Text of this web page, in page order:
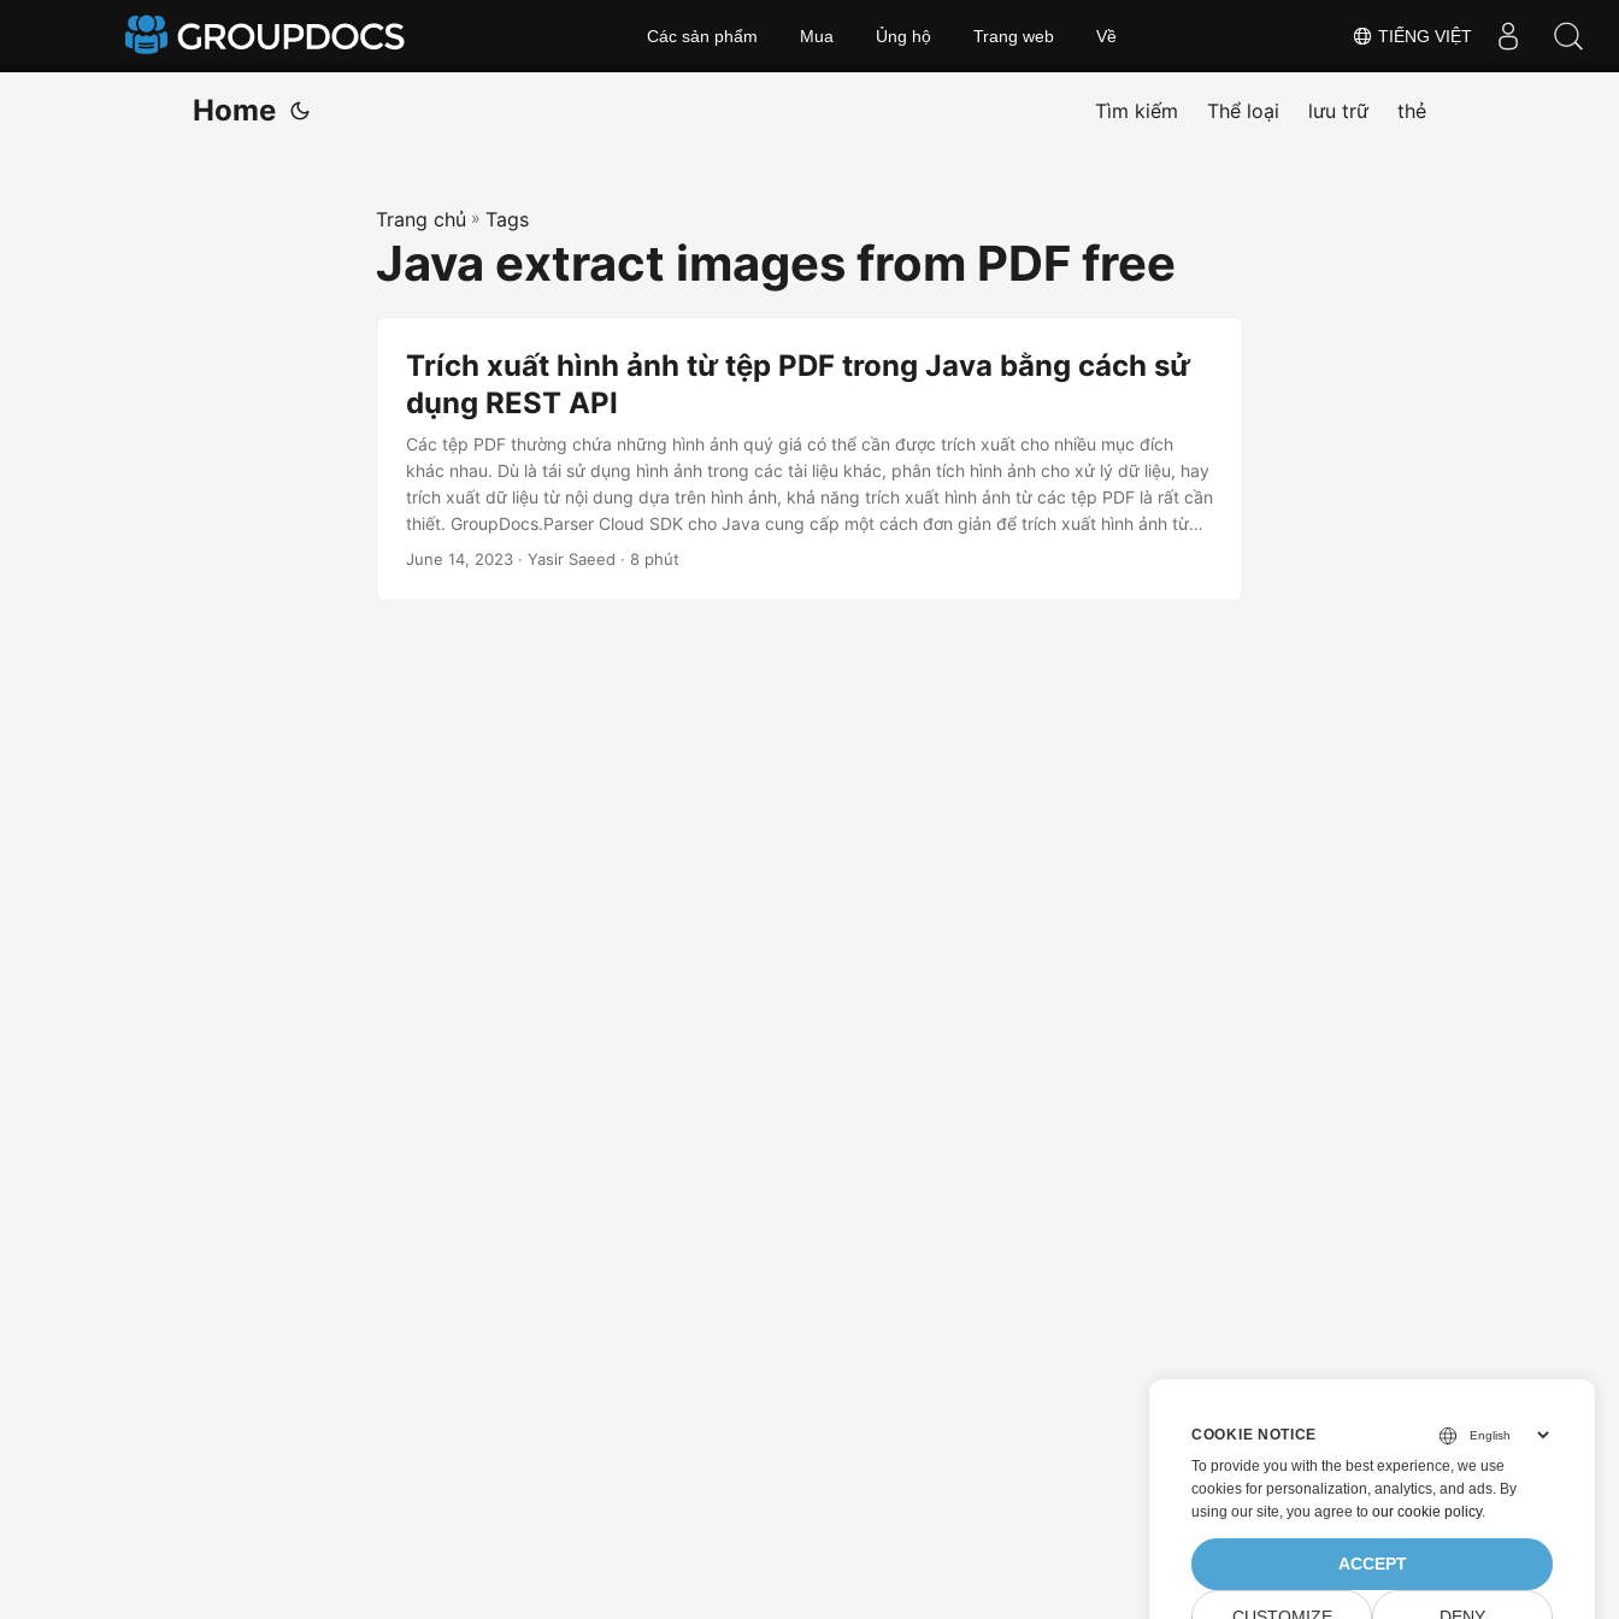
TIẾNG VIỆT
Các sản phẩm Mua Ủng hộ Trang web Về
Home Tìm kiếm Thể loại lưu trữ thẻ
Trang chủ » Tags
Java extract images from PDF free
Trích xuất hình ảnh từ tệp PDF trong Java bằng cách sử
dụng REST API
Các tệp PDF thường chứa những hình ảnh quý giá có thể cần được trích xuất cho nhiều mục đích
khác nhau. Dù là tái sử dụng hình ảnh trong các tài liệu khác, phân tích hình ảnh cho xử lý dữ liệu, hay
trích xuất dữ liệu từ nội dung dựa trên hình ảnh, khả năng trích xuất hình ảnh từ các tệp PDF là rất cần
thiết. GroupDocs.Parser Cloud SDK cho Java cung cấp một cách đơn giản để trích xuất hình ảnh từ
các tệp PDF qua lập trình.
June 14, 2023 · Yasir Saeed · 8 phút
COOKIE NOTICE
To provide you with the best experience, we use
cookies for personalization, analytics, and ads. By
using our site, you agree to our cookie policy.
ACCEPT